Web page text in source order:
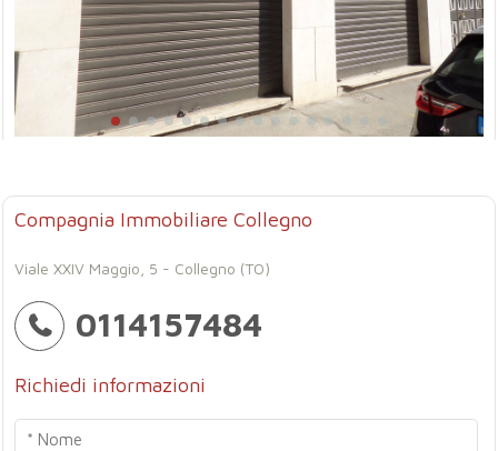
Compagnia Immobiliare Collegno
Viale XXIV Maggio, 5 - Collegno (TO)
0114157484
Richiedi informazioni